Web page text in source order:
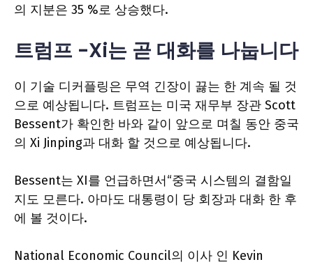
의 지분은 35 %로 상승했다.
트럼프 -Xi는 곧 대화를 나눕니다
이 기술 디커플링은 무역 긴장이 끓는 한 계속 될 것
으로 예상됩니다. 트럼프는 미국 재무부 장관 Scott
Bessent가 확인한 바와 같이 앞으로 며칠 동안 중국
의 Xi Jinping과 대화 할 것으로 예상됩니다.
Bessent는 XI를 언급하면서“중국 시스템의 결함일
지도 모른다. 아마도 대통령이 당 회장과 대화 한 후
에 볼 것이다.
National Economic Council의 이사 인 Kevin